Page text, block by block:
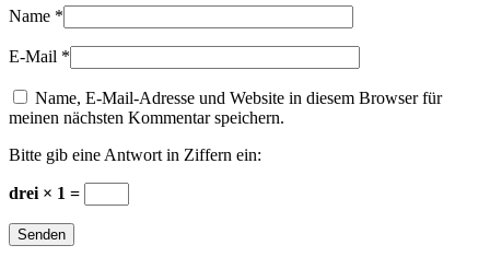
Name *
E-Mail *
Name, E-Mail-Adresse und Website in diesem Browser für
meinen nächsten Kommentar speichern.
Bitte gib eine Antwort in Ziffern ein:
drei × 1 =